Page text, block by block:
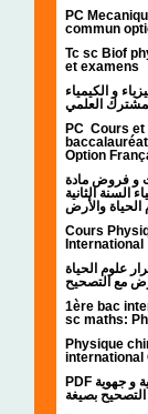
PC
commun
Tc sc Biof
et examens
و الكيمياء
PC Cours
Option
و فروض مادة
السنة الثانية
الحياة والأرض
Cours
International
علوم الحياة
مع التصحيح
1ère bac
sc maths:
Physique
international
PDF تحميل امتحانات وطنية و جهوية
التصحيح بصيغة